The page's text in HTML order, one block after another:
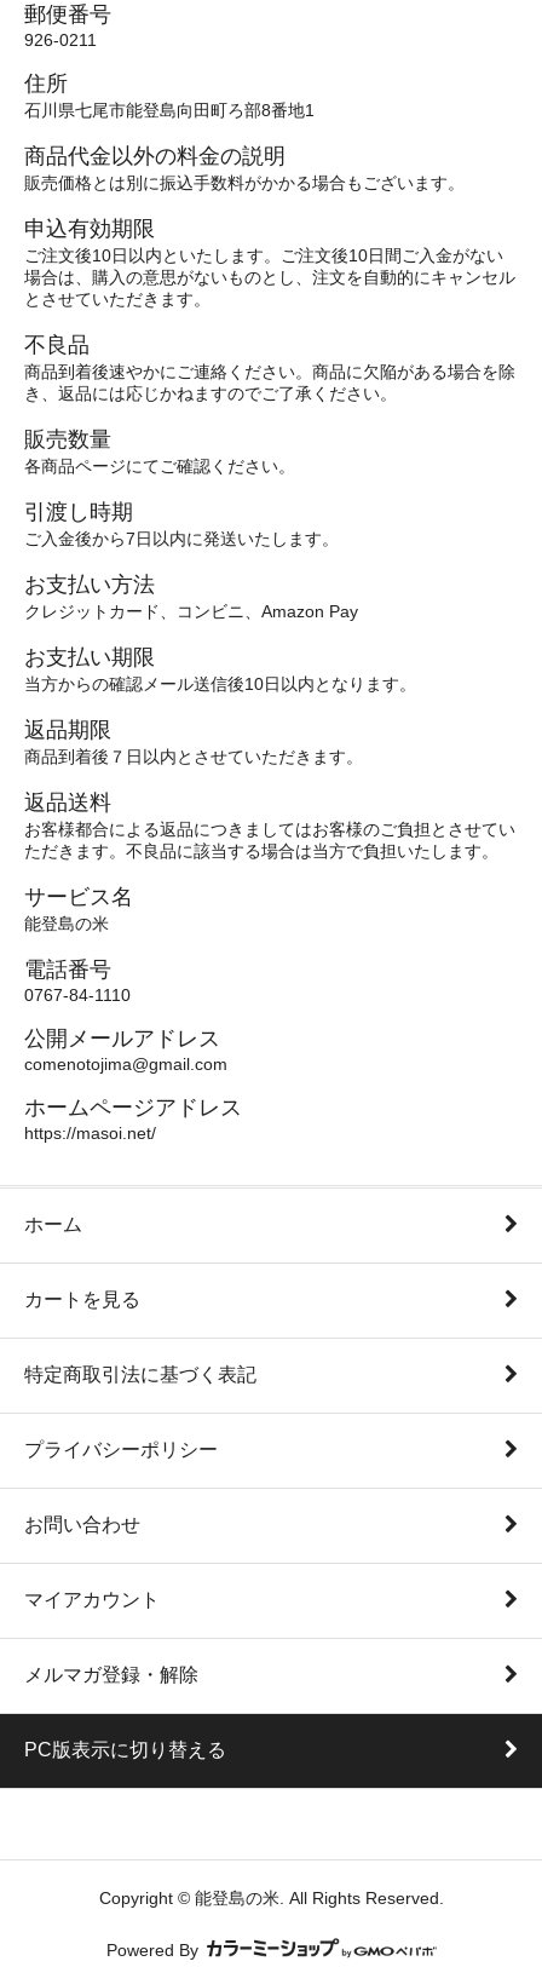
郵便番号
926-0211
住所
石川県七尾市能登島向田町ろ部8番地1
商品代金以外の料金の説明
販売価格とは別に振込手数料がかかる場合もございます。
申込有効期限
ご注文後10日以内といたします。ご注文後10日間ご入金がない
場合は、購入の意思がないものとし、注文を自動的にキャンセル
とさせていただきます。
不良品
商品到着後速やかにご連絡ください。商品に欠陥がある場合を除
き、返品には応じかねますのでご了承ください。
販売数量
各商品ページにてご確認ください。
引渡し時期
ご入金後から7日以内に発送いたします。
お支払い方法
クレジットカード、コンビニ、Amazon Pay
お支払い期限
当方からの確認メール送信後10日以内となります。
返品期限
商品到着後７日以内とさせていただきます。
返品送料
お客様都合による返品につきましてはお客様のご負担とさせてい
ただきます。不良品に該当する場合は当方で負担いたします。
サービス名
能登島の米
電話番号
0767-84-1110
公開メールアドレス
comenotojima@gmail.com
ホームページアドレス
https://masoi.net/
ホーム
カートを見る
特定商取引法に基づく表記
プライバシーポリシー
お問い合わせ
マイアカウント
メルマガ登録・解除
PC版表示に切り替える
Copyright © 能登島の米. All Rights Reserved.
Powered By